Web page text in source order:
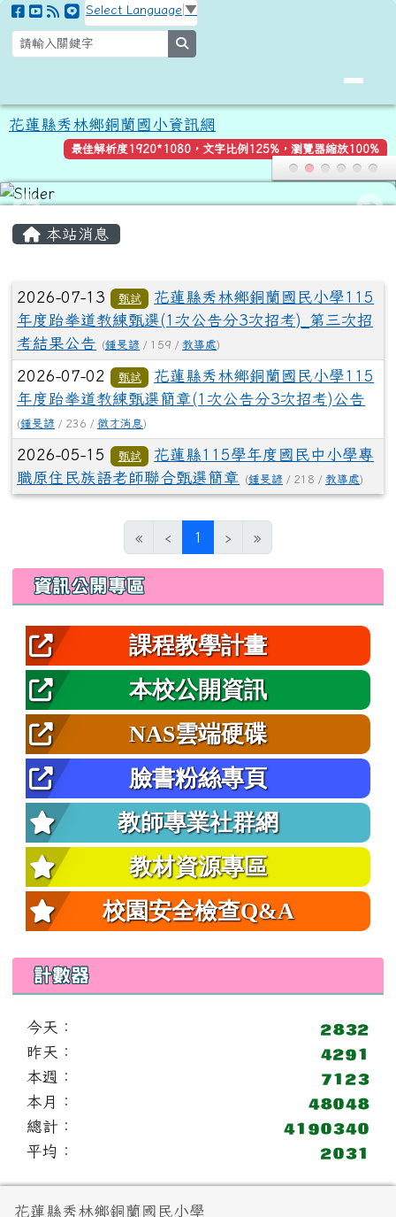
跳至主內容區
花蓮縣秀林鄉銅蘭國小資訊網
Select Language ▼
花蓮縣秀林鄉銅蘭國小資訊網
最佳解析度1920*1080，文字比例125%，瀏覽器縮放100%
本站消息
文章列表
2026-07-13 甄試
花蓮縣秀林鄉銅蘭國民小學115
年度跆拳道教練甄選(1次公告分3次招考)_第三次招
考結果公告
(鍾旻諺 / 159 / 教導處)
2026-07-02 甄試
花蓮縣秀林鄉銅蘭國民小學115
年度跆拳道教練甄選簡章(1次公告分3次招考)公告
(鍾旻諺 / 236 / 徵才消息)
2026-05-15 甄試
花蓮縣115學年度國民中小學專
職原住民族語老師聯合甄選簡章
(鍾旻諺 / 218 / 教導處)
« ‹ 1 (目前頁次)
› »
左邊區域內容
資訊公開專區
課程教學計畫
本校公開資訊
NAS雲端硬碟
臉書粉絲專頁
教師專業社群網
教材資源專區
校園安全檢查Q&A
計數器
今天：
昨天：
本週：
本月：
總計：
平均：
頁尾區域內容
花蓮縣秀林鄉銅蘭國民小學